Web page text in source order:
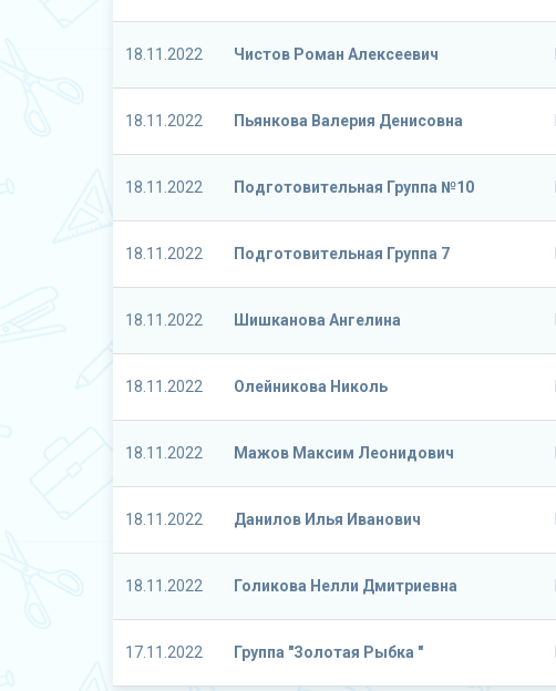
18.11.2022 Чистов Роман Алексеевич
18.11.2022 Пьянкова Валерия Денисовна
18.11.2022 Подготовительная Группа №10
18.11.2022 Подготовительная Группа 7
18.11.2022 Шишканова Ангелина
18.11.2022 Олейникова Николь
18.11.2022 Мажов Максим Леонидович
18.11.2022 Данилов Илья Иванович
18.11.2022 Голикова Нелли Дмитриевна
17.11.2022 Группа "Золотая Рыбка "